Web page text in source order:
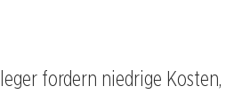
fordern niedrige Kosten,